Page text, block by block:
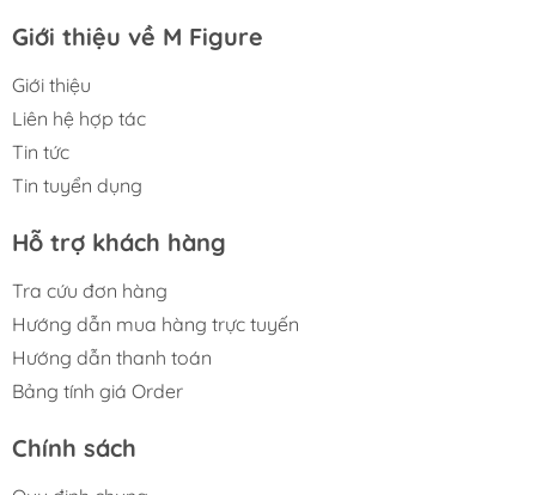
Giới thiệu về M Figure
Giới thiệu
Liên hệ hợp tác
Tin tức
Tin tuyển dụng
Hỗ trợ khách hàng
Tra cứu đơn hàng
Hướng dẫn mua hàng trực tuyến
Hướng dẫn thanh toán
Bảng tính giá Order
Chính sách